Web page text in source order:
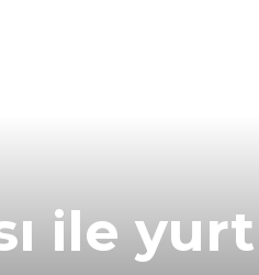
ile yurt